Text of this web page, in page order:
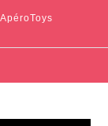
ApéroToys